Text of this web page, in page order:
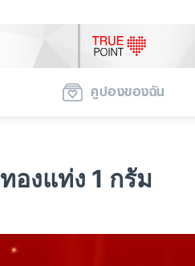
คูปองของฉัน
ทองแท่ง 1 กรัม